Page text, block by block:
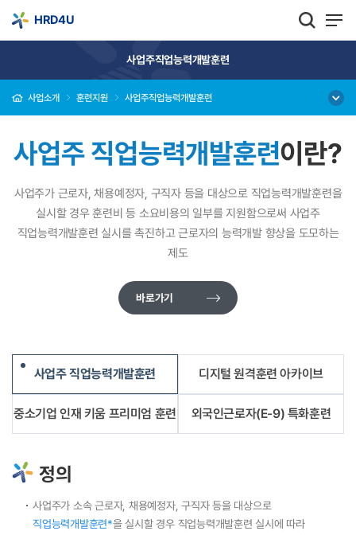
HRD4U
사업주직업능력개발훈련
사업소개 훈련지원 사업주직업능력개발훈련
사업주 직업능력개발훈련이란?
사업주가 근로자, 채용예정자, 구직자 등을 대상으로 직업능력개발훈련을
실시할 경우훈련비 등 소요비용의 일부를 지원함으로써 사업주
직업능력개발훈련 실시를 촉진하고근로자의 능력개발 향상을 도모하는
제도
바로가기
사업주 직업능력개발훈련 디지털 원격훈련 아카이브
중소기업 인재 키움 프리미엄 훈련 외국인근로자(E-9) 특화훈련
정의
사업주가 소속 근로자, 채용예정자, 구직자 등을 대상으로
직업능력개발훈련*을 실시할 경우 직업능력개발훈련 실시에 따라